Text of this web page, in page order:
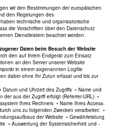
wir den Bestimmungen der europäischen
den Regelungen des
technische und organisatorische
die Vorschriften über den Datenschutz
Dienstleistern beachtet werden.
Daten beim Besuch der Website
den auf Ihrem Endgerät zum Einsatz
an den Server unserer Website
in einem sogenannten Logfile
dabei ohne Ihr Zutun erfasst und bis zur
und Uhrzeit des Zugriffs • Name und
aus der Zugriff erfolgt (Referrer-URL) •
Ihres Rechners • Name Ihres Access-
uns zu folgenden Zwecken verarbeitet: •
der Website • Gewährleistung
• Auswertung der Systemsicherheit und -